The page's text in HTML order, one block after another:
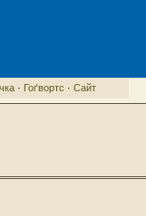
· Гоґвортс · Сайт